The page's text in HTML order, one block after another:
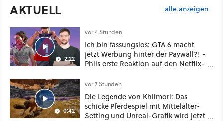
AKTUELL alle anzeigen
2:22
vor 4 Stunden
Ich bin fassungslos: GTA 6 macht
jetzt Werbung hinter der Paywall?! -
Phils erste Reaktion auf den Netflix-
0:42
vor 7 Stunden
Die Legende von Khiimori: Das
schicke Pferdespiel mit Mittelalter-
Setting und Unreal-Grafik wird jetzt